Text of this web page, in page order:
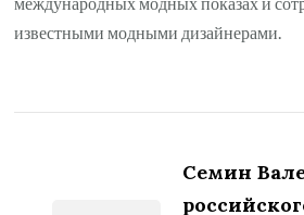
известными модными дизайнерами.
Семин